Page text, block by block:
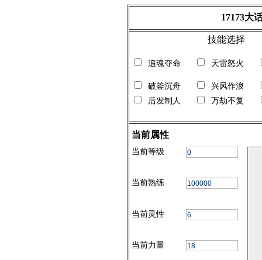
17173大
技能选择
追魂夺命 天雷怒火
破釜沉舟
兴风作浪
后发制人
万劫不复
当前属性
当前等级
当前熟练
当前灵性
当前力量